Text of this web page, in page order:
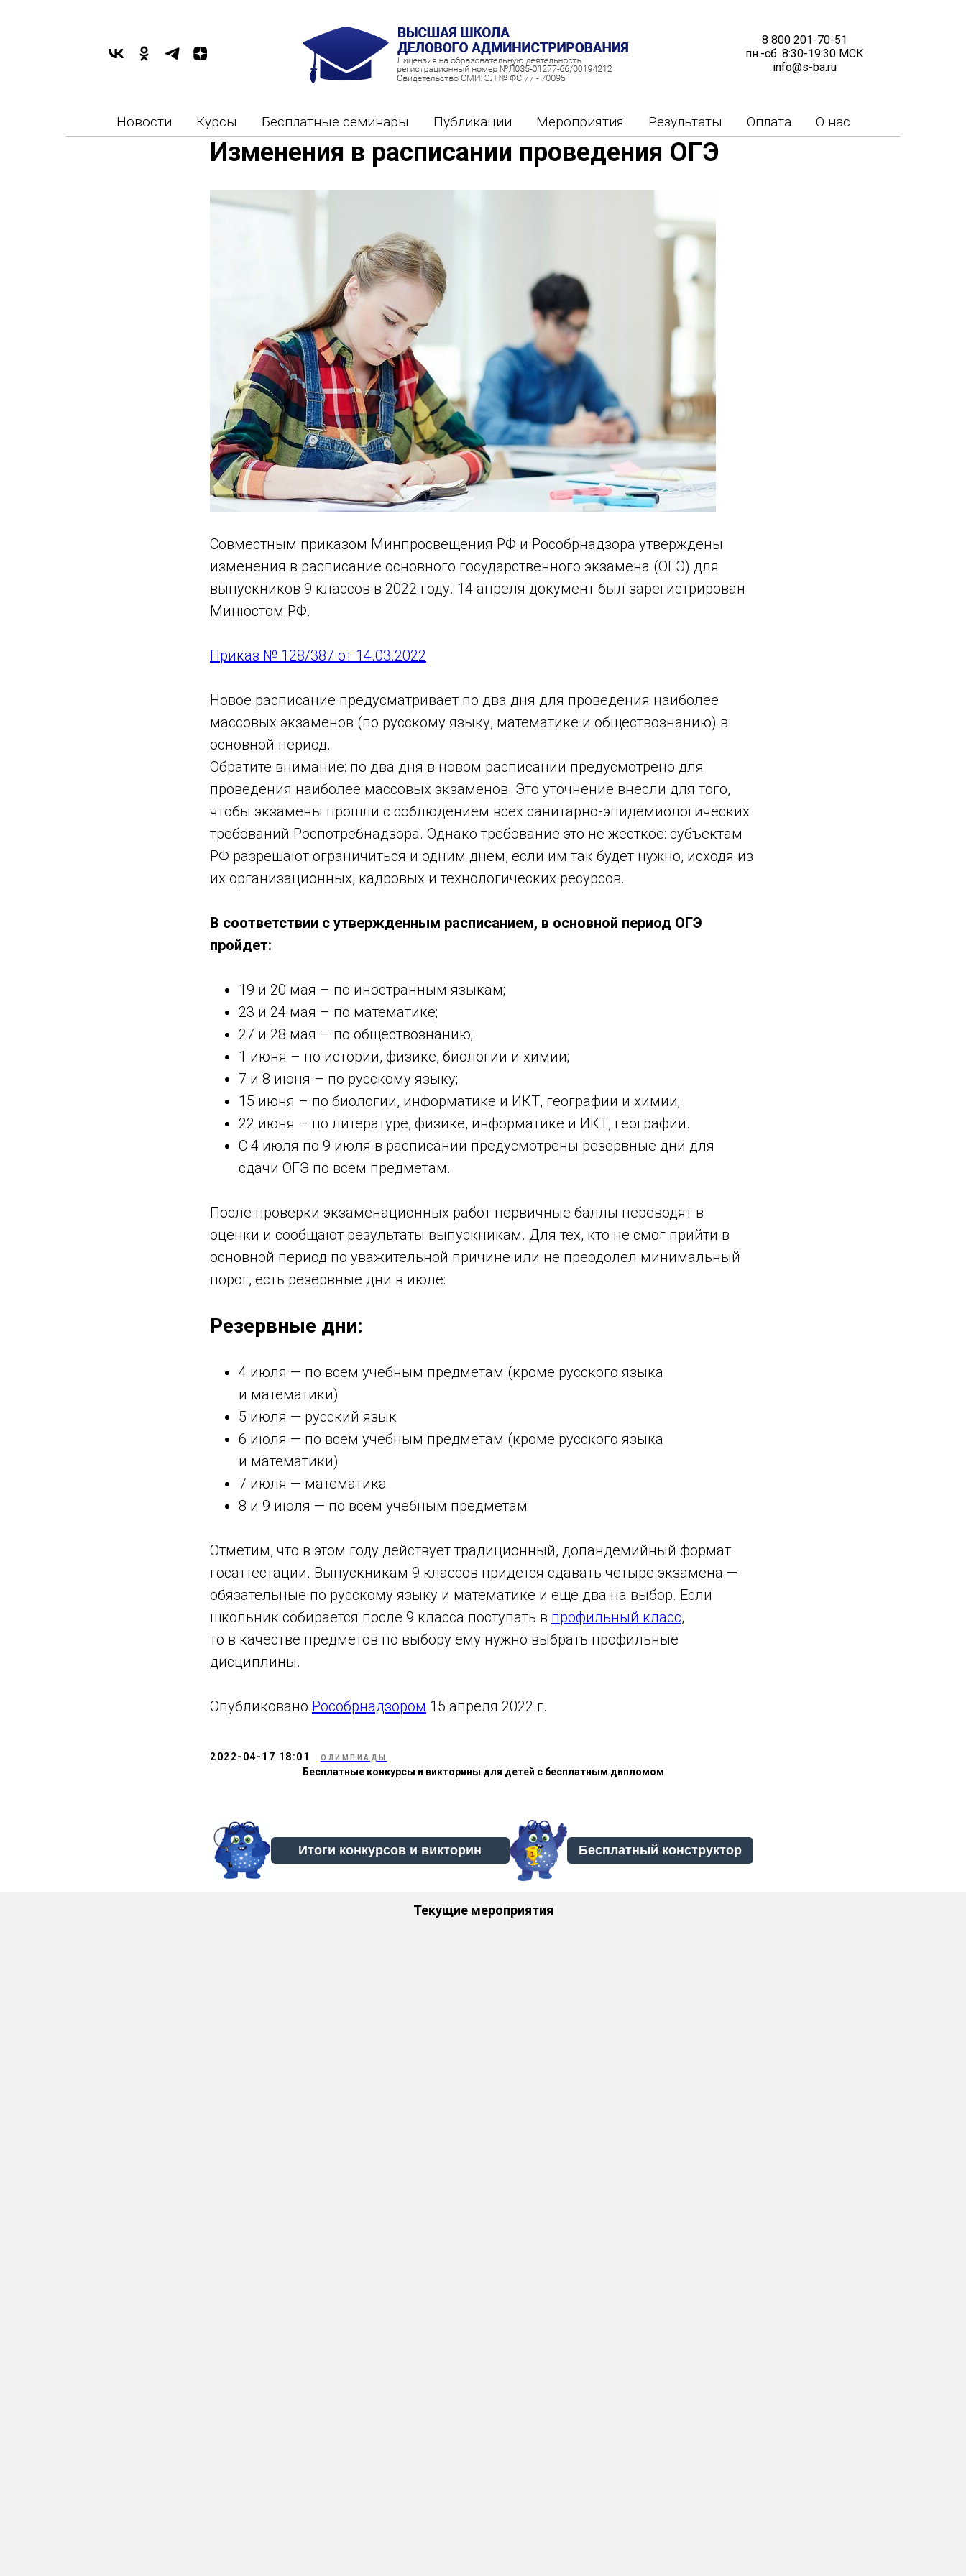
8 800 201-70-51
пн.-сб. 8:30-19:30 МСК
info@s-ba.ru
Новости Курсы Бесплатные семинары Публикации Мероприятия Результаты Оплата О нас
Изменения в расписании проведения ОГЭ
Совместным приказом Минпросвещения РФ и Рособрнадзора утверждены
изменения в расписание основного государственного экзамена (ОГЭ) для
выпускников 9 классов в 2022 году. 14 апреля документ был зарегистрирован
Минюстом РФ.
Приказ № 128/387 от 14.03.2022
Новое расписание предусматривает по два дня для проведения наиболее
массовых экзаменов (по русскому языку, математике и обществознанию) в
основной период.
Обратите внимание: по два дня в новом расписании предусмотрено для
проведения наиболее массовых экзаменов. Это уточнение внесли для того,
чтобы экзамены прошли с соблюдением всех санитарно-эпидемиологических
требований Роспотребнадзора. Однако требование это не жесткое: субъектам
РФ разрешают ограничиться и одним днем, если им так будет нужно, исходя из
их организационных, кадровых и технологических ресурсов.
В соответствии с утвержденным расписанием, в основной период ОГЭ
пройдет:
19 и 20 мая – по иностранным языкам;
23 и 24 мая – по математике;
27 и 28 мая – по обществознанию;
1 июня – по истории, физике, биологии и химии;
7 и 8 июня – по русскому языку;
15 июня – по биологии, информатике и ИКТ, географии и химии;
22 июня – по литературе, физике, информатике и ИКТ, географии.
С 4 июля по 9 июля в расписании предусмотрены резервные дни для
сдачи ОГЭ по всем предметам.
После проверки экзаменационных работ первичные баллы переводят в
оценки и сообщают результаты выпускникам. Для тех, кто не смог прийти в
основной период по уважительной причине или не преодолел минимальный
порог, есть резервные дни в июле:
Резервные дни:
4 июля — по всем учебным предметам (кроме русского языка
и математики)
5 июля — русский язык
6 июля — по всем учебным предметам (кроме русского языка
и математики)
7 июля — математика
8 и 9 июля — по всем учебным предметам
Отметим, что в этом году действует традиционный, допандемийный формат
госаттестации. Выпускникам 9 классов придется сдавать четыре экзамена —
обязательные по русскому языку и математике и еще два на выбор. Если
школьник собирается после 9 класса поступать в профильный класс,
то в качестве предметов по выбору ему нужно выбрать профильные
дисциплины.
Опубликовано Рособрнадзором 15 апреля 2022 г.
2022-04-17 18:01 ОЛИМПИАДЫ
Бесплатные конкурсы и викторины для детей с бесплатным дипломом
Бесплатный конструктор
Текущие мероприятия